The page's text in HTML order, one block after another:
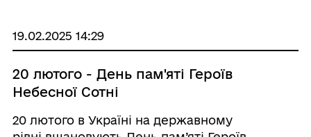
19.02.2025 14:29
20 лютого - День пам'яті Героїв
Небесної Сотні
20 лютого в Україні на державному